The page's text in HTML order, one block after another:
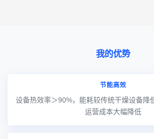
我的优势
节能高效
设备热效率＞90%，能耗较传统干燥设备降
运营成本大幅降低